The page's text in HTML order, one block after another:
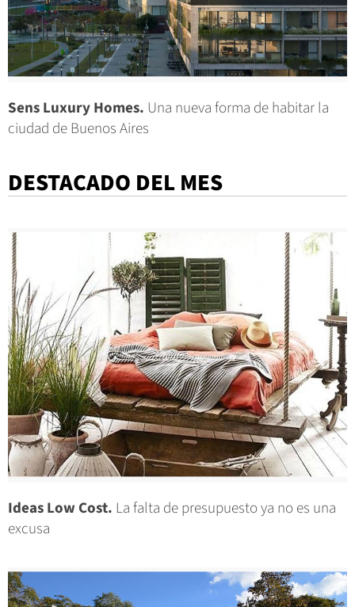
Sens Luxury Homes. Una nueva forma de habitar la
ciudad de Buenos Aires
DESTACADO DEL MES
Ideas Low Cost. La falta de presupuesto ya no es una
excusa